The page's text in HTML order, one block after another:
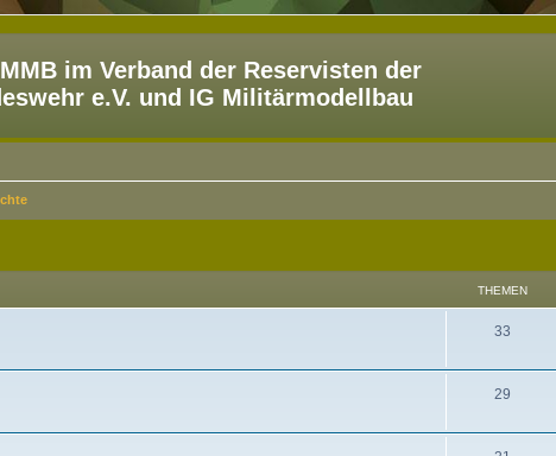
im Verband der Reservisten der
e.V. und IG Militärmodellbau
THEMEN
33
29